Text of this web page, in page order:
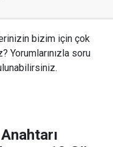
bizim için çok
Yorumlarınızla soru